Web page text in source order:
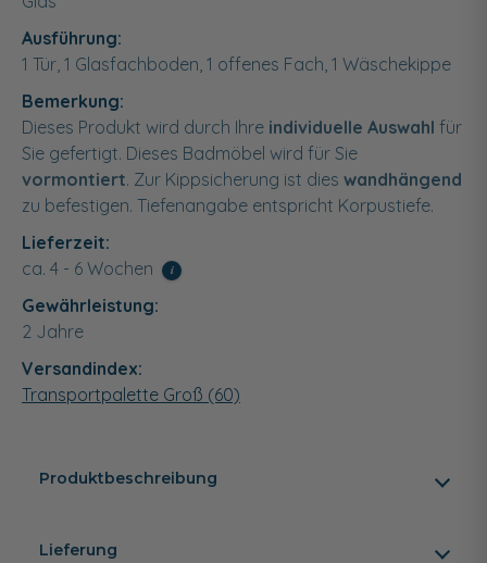
Ausführung:
1 Tür, 1 Glasfachboden, 1 offenes Fach, 1 Wäschekippe
Bemerkung:
Dieses Produkt wird durch Ihre individuelle Auswahl für
Sie gefertigt. Dieses Badmöbel wird für Sie
vormontiert. Zur Kippsicherung ist dies wandhängend
zu befestigen. Tiefenangabe entspricht Korpustiefe.
Lieferzeit:
ca. 4 - 6 Wochen
i
Gewährleistung:
2 Jahre
Versandindex:
Transportpalette Groß (60)
Produktbeschreibung
Lieferung